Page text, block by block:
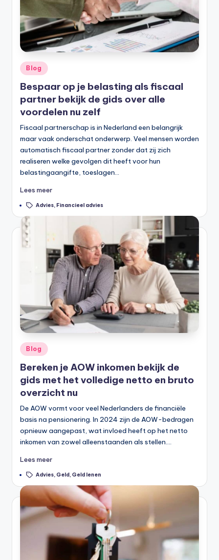
Geplaatst
in
Blog
Bespaar op je belasting als fiscaal
partner bekijk de gids over alle
voordelen nu zelf
Fiscaal partnerschap is in Nederland een belangrijk
maar vaak onderschat onderwerp. Veel mensen worden
automatisch fiscaal partner zonder dat zij zich
realiseren welke gevolgen dit heeft voor hun
belastingaangifte, toeslagen…
Lees meer
Tags: Advies, Financieel advies
Geplaatst
in
Blog
Bereken je AOW inkomen bekijk de
gids met het volledige netto en bruto
overzicht nu
De AOW vormt voor veel Nederlanders de financiële
basis na pensionering. In 2024 zijn de AOW-bedragen
opnieuw aangepast, wat invloed heeft op het netto
inkomen van zowel alleenstaanden als stellen.…
Lees meer
Tags: Advies, Geld, Geld lenen